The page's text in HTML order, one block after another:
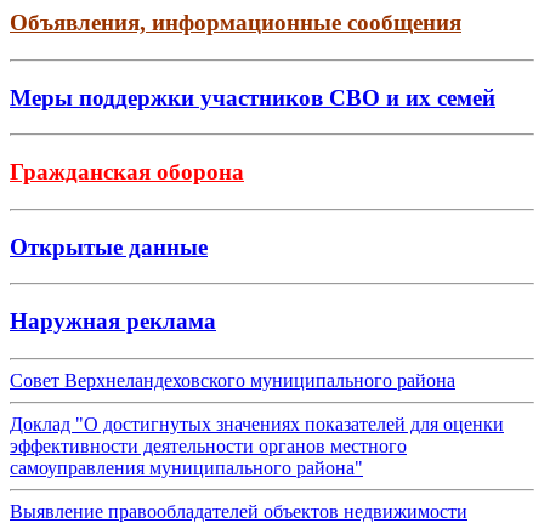
Объявления, информационные сообщения
Меры поддержки участников СВО и их семей
Гражданская оборона
Открытые данные
Наружная реклама
Совет Верхнеландеховского муниципального района
Доклад "О достигнутых значениях показателей для оценки
эффективности деятельности органов местного
самоуправления муниципального района"
Выявление правообладателей объектов недвижимости